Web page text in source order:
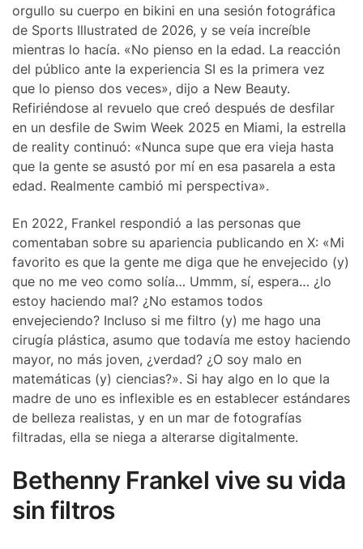
orgullo su cuerpo en bikini en una sesión fotográfica
de Sports Illustrated de 2026, y se veía increíble
mientras lo hacía. «No pienso en la edad. La reacción
del público ante la experiencia SI es la primera vez
que lo pienso dos veces», dijo a New Beauty.
Refiriéndose al revuelo que creó después de desfilar
en un desfile de Swim Week 2025 en Miami, la estrella
de reality continuó: «Nunca supe que era vieja hasta
que la gente se asustó por mí en esa pasarela a esta
edad. Realmente cambió mi perspectiva».
En 2022, Frankel respondió a las personas que
comentaban sobre su apariencia publicando en X: «Mi
favorito es que la gente me diga que he envejecido (y)
que no me veo como solía… Ummm, sí, espera… ¿lo
estoy haciendo mal? ¿No estamos todos
envejeciendo? Incluso si me filtro (y) me hago una
cirugía plástica, asumo que todavía me estoy haciendo
mayor, no más joven, ¿verdad? ¿O soy malo en
matemáticas (y) ciencias?». Si hay algo en lo que la
madre de uno es inflexible es en establecer estándares
de belleza realistas, y en un mar de fotografías
filtradas, ella se niega a alterarse digitalmente.
Bethenny Frankel vive su vida
sin filtros